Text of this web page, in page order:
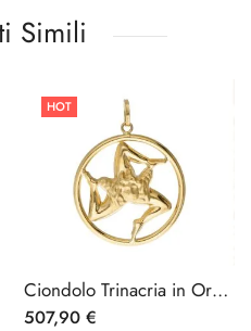
Simili
HOT
Ciondolo Trinacria in Oro giallo 18k
507,90 €